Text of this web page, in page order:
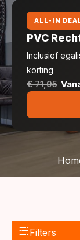
ALL-IN
PVC
Inclusief
korting
€ 71,95
Filters